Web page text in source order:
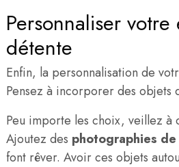
Personnaliser
détente
Enfin, la personnalisation de
Pensez à incorporer des objets
Peu importe les choix, veillez à
Ajoutez des photographies de
font rêver. Avoir ces objets